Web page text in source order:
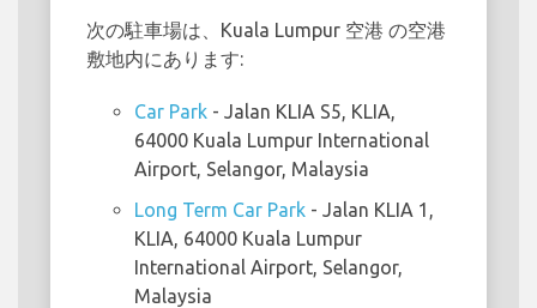
次の駐車場は、Kuala Lumpur 空港 の空港
敷地内にあります:
Car Park - Jalan KLIA S5, KLIA,
64000 Kuala Lumpur International
Airport, Selangor, Malaysia
Long Term Car Park - Jalan KLIA 1,
KLIA, 64000 Kuala Lumpur
International Airport, Selangor,
Malaysia